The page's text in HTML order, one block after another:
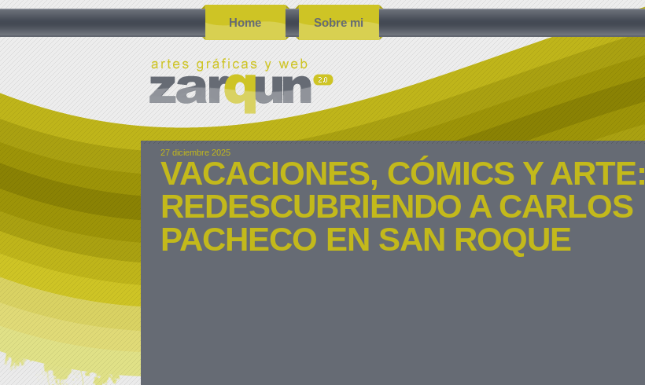
Home Sobre mi
27 diciembre 2025
VACACIONES, CÓMICS Y ARTE:
REDESCUBRIENDO A CARLOS
PACHECO EN SAN ROQUE